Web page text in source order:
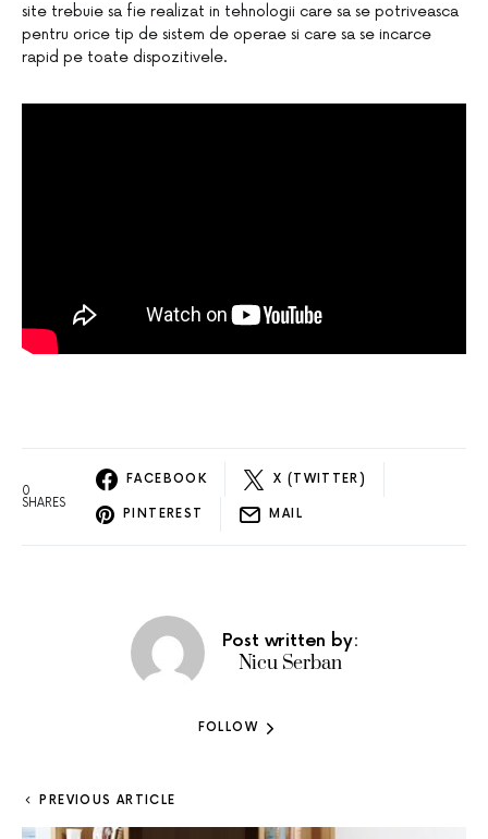
site trebuie sa fie realizat in tehnologii care sa se potriveasca
pentru orice tip de sistem de operae si care sa se incarce
rapid pe toate dispozitivele.
0
SHARES
FACEBOOK X (TWITTER)
PINTEREST MAIL
Post written by:
Nicu Serban
FOLLOW
PREVIOUS ARTICLE